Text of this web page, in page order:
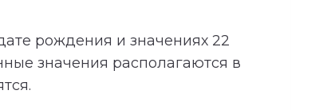
рождения и значениях 22
значения располагаются в